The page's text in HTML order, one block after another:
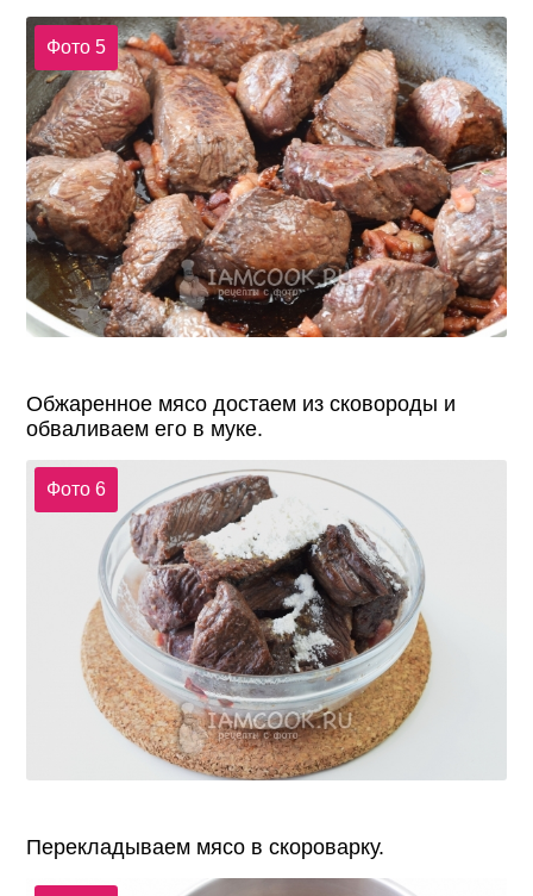
Фото 5
Обжаренное мясо достаем из сковороды и
обваливаем его в муке.
Фото 6
Перекладываем мясо в скороварку.